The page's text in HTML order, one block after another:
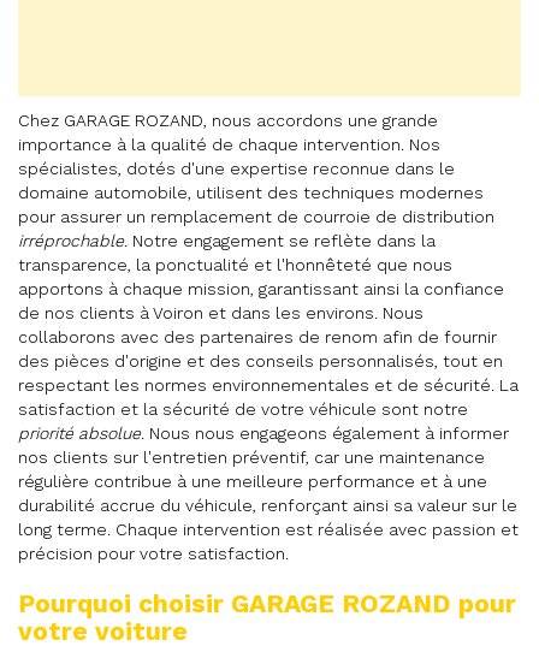
Chez GARAGE ROZAND, nous accordons une grande
importance à la qualité de chaque intervention. Nos
spécialistes, dotés d'une expertise reconnue dans le
domaine automobile, utilisent des techniques modernes
pour assurer un remplacement de courroie de distribution
irréprochable. Notre engagement se reflète dans la
transparence, la ponctualité et l'honnêteté que nous
apportons à chaque mission, garantissant ainsi la confiance
de nos clients à Voiron et dans les environs. Nous
collaborons avec des partenaires de renom afin de fournir
des pièces d'origine et des conseils personnalisés, tout en
respectant les normes environnementales et de sécurité. La
satisfaction et la sécurité de votre véhicule sont notre
priorité absolue. Nous nous engageons également à informer
nos clients sur l'entretien préventif, car une maintenance
régulière contribue à une meilleure performance et à une
durabilité accrue du véhicule, renforçant ainsi sa valeur sur le
long terme. Chaque intervention est réalisée avec passion et
précision pour votre satisfaction.
Pourquoi choisir GARAGE ROZAND pour
votre voiture